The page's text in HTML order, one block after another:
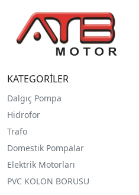
KATEGORİLER
Dalgıç Pompa
Hidrofor
Trafo
Domestik Pompalar
Elektrik Motorları
PVC KOLON BORUSU